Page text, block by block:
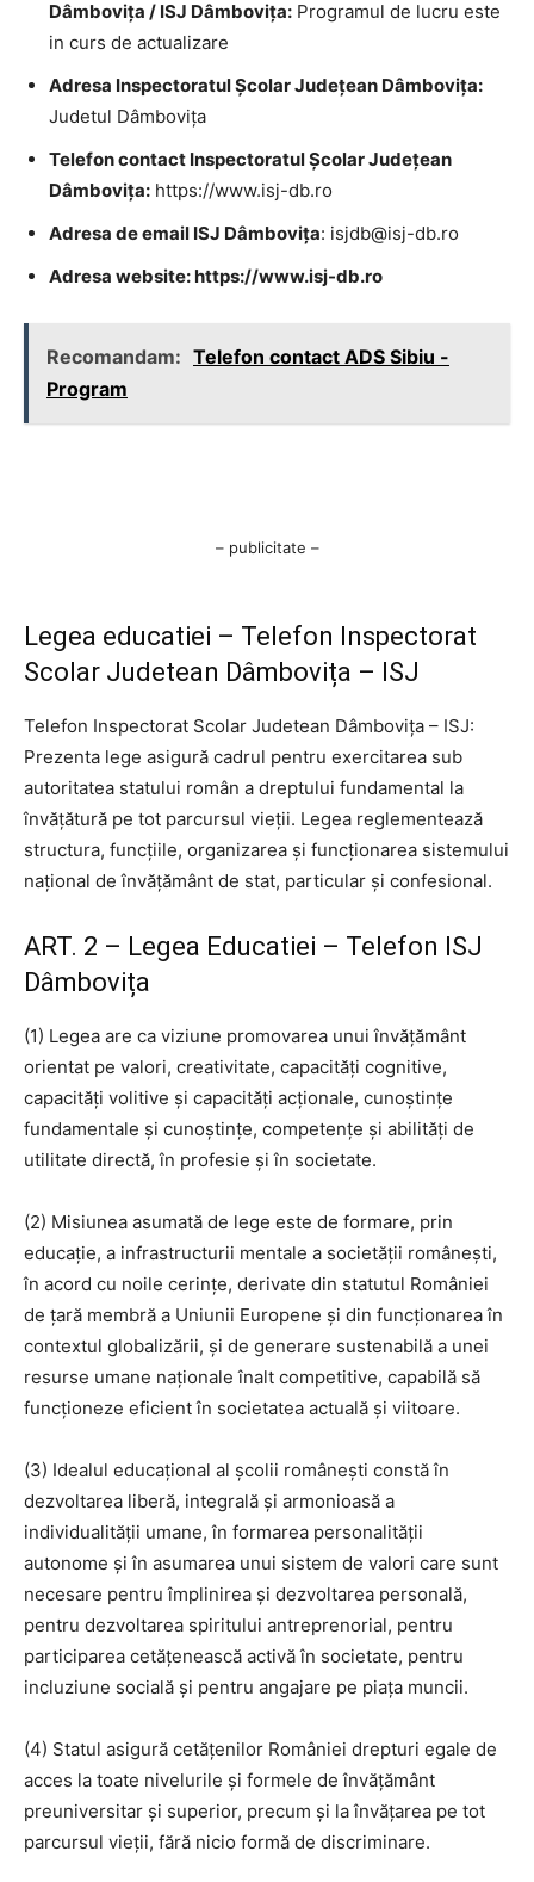
Dâmbovița / ISJ Dâmbovița: Programul de lucru este
in curs de actualizare
Adresa Inspectoratul Școlar Județean Dâmbovița:
Judetul Dâmbovița
Telefon contact Inspectoratul Școlar Județean
Dâmbovița: https://www.isj-db.ro
Adresa de email ISJ Dâmbovița: isjdb@isj-db.ro
Adresa website: https://www.isj-db.ro
Recomandam: Telefon contact ADS Sibiu -
Program
– publicitate –
Legea educatiei – Telefon Inspectorat
Scolar Judetean Dâmbovița – ISJ
Telefon Inspectorat Scolar Judetean Dâmbovița – ISJ:
Prezenta lege asigură cadrul pentru exercitarea sub
autoritatea statului român a dreptului fundamental la
învăţătură pe tot parcursul vieţii. Legea reglementează
structura, funcţiile, organizarea şi funcţionarea sistemului
naţional de învăţământ de stat, particular şi confesional.
ART. 2 – Legea Educatiei – Telefon ISJ
Dâmbovița
(1) Legea are ca viziune promovarea unui învăţământ
orientat pe valori, creativitate, capacităţi cognitive,
capacităţi volitive şi capacităţi acţionale, cunoştinţe
fundamentale şi cunoştinţe, competenţe şi abilităţi de
utilitate directă, în profesie şi în societate.
(2) Misiunea asumată de lege este de formare, prin
educaţie, a infrastructurii mentale a societăţii româneşti,
în acord cu noile cerinţe, derivate din statutul României
de ţară membră a Uniunii Europene şi din funcţionarea în
contextul globalizării, şi de generare sustenabilă a unei
resurse umane naţionale înalt competitive, capabilă să
funcţioneze eficient în societatea actuală şi viitoare.
(3) Idealul educaţional al şcolii româneşti constă în
dezvoltarea liberă, integrală şi armonioasă a
individualităţii umane, în formarea personalităţii
autonome şi în asumarea unui sistem de valori care sunt
necesare pentru împlinirea şi dezvoltarea personală,
pentru dezvoltarea spiritului antreprenorial, pentru
participarea cetăţenească activă în societate, pentru
incluziune socială şi pentru angajare pe piaţa muncii.
(4) Statul asigură cetăţenilor României drepturi egale de
acces la toate nivelurile şi formele de învăţământ
preuniversitar şi superior, precum şi la învăţarea pe tot
parcursul vieţii, fără nicio formă de discriminare.